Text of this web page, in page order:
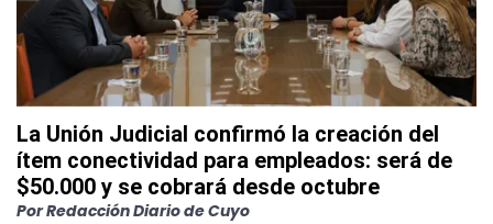
La Unión Judicial confirmó la creación del
ítem conectividad para empleados: será de
$50.000 y se cobrará desde octubre
PorRedacción Diario de Cuyo